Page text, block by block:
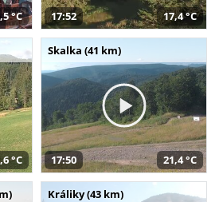
°C 17:52 17,4 °C
°C
Skalka (41 km)
17:50 21,4 °C
Králiky (43 km)